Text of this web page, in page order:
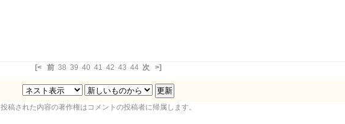
[<
前 38 39 40 41 42 43 44 次 >]
投稿された内容の著作権はコメントの投稿者に帰属します。